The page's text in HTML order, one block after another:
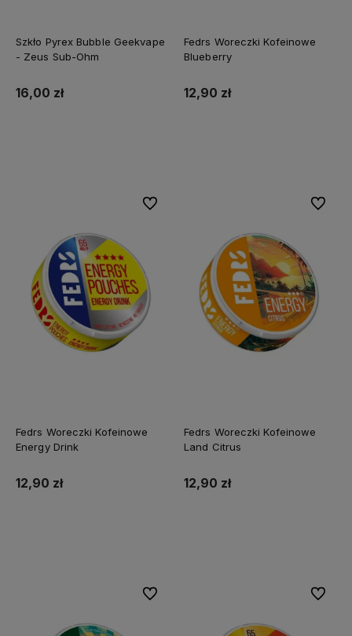
Szkło Pyrex Bubble Geekvape
- Zeus Sub-Ohm
16,00 zł
Fedrs Woreczki Kofeinowe
Blueberry
12,90 zł
Fedrs Woreczki Kofeinowe
Energy Drink
12,90 zł
Do ulubionych
Fedrs Woreczki Kofeinowe
Land Citrus
12,90 zł
Do
Do ulubionych Do